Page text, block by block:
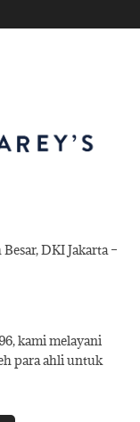
DKI Jakarta –
kami melayani
para ahli untuk